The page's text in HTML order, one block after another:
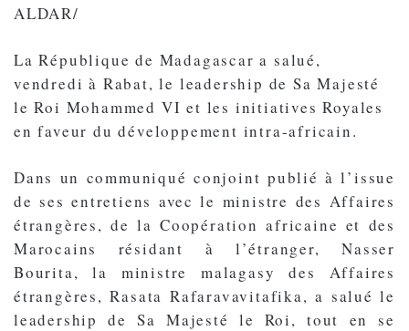
ALDAR/
La République de Madagascar a salué,
vendredi à Rabat, le leadership de Sa Majesté
le Roi Mohammed VI et les initiatives Royales
en faveur du développement intra-africain.
Dans un communiqué conjoint publié à l’issue
de ses entretiens avec le ministre des Affaires
étrangères, de la Coopération africaine et des
Marocains résidant à l’étranger, Nasser
Bourita, la ministre malagasy des Affaires
étrangères, Rasata Rafaravavitafika, a salué le
leadership de Sa Majesté le Roi, tout en se